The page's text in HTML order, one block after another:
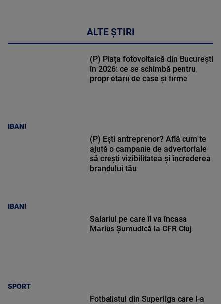
ALTE ȘTIRI
IBANI
(P) Piața fotovoltaică din București
în 2026: ce se schimbă pentru
proprietarii de case și firme
IBANI
(P) Ești antreprenor? Află cum te
ajută o campanie de advertoriale
să crești vizibilitatea și încrederea
brandului tău
SPORT
Salariul pe care îl va încasa
Marius Șumudică la CFR Cluj
Fotbalistul din Superliga care l-a